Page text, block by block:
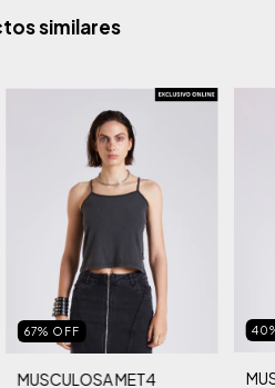
similares
67% OFF
MUSCULOSA MET4
40